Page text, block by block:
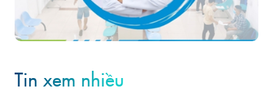
Tin xem nhiều